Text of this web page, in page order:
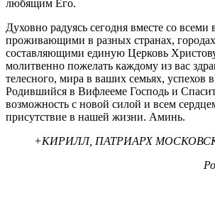
любящим Его.
Духовно радуясь сегодня вместе со всеми
проживающими в разных странах,
составляющими единую Церковь
молитвенно пожелать каждому из вас
телесного, мира в ваших семьях, успехов
Родившийся в Вифлееме Господь и
возможность с новой силой и всем
присутствие в нашей жизни. Аминь.
+КИРИЛЛ, ПАТРИАРХ